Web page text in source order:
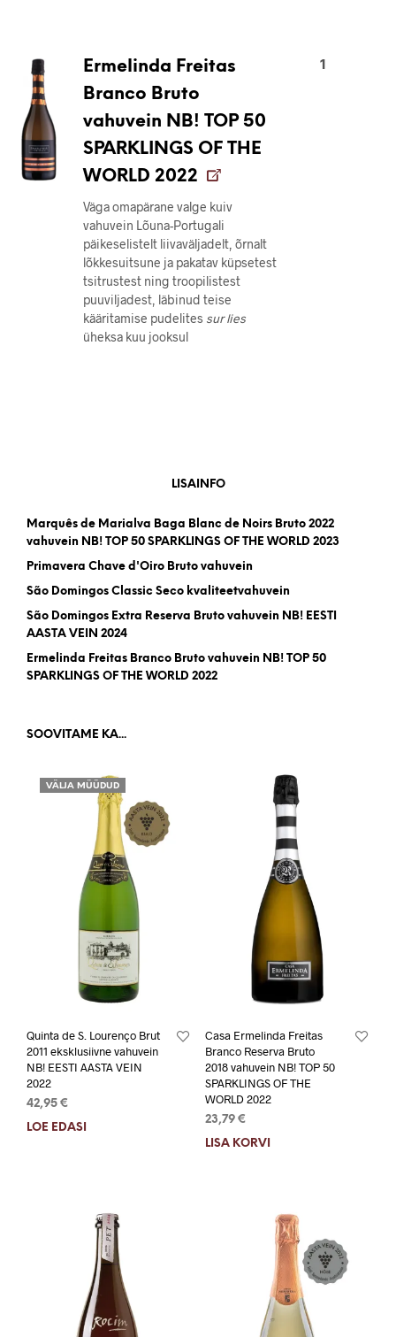
LISAINFO
Marquês de Marialva Baga Blanc de Noirs Bruto 2022
vahuvein NB! TOP 50 SPARKLINGS OF THE WORLD 2023
Primavera Chave d'Oiro Bruto vahuvein
São Domingos Classic Seco kvaliteetvahuvein
São Domingos Extra Reserva Bruto vahuvein NB! EESTI
AASTA VEIN 2024
Ermelinda Freitas Branco Bruto vahuvein NB! TOP 50
SPARKLINGS OF THE WORLD 2022
Ermelinda Freitas
Branco Bruto
vahuvein NB! TOP 50
SPARKLINGS OF THE
WORLD 2022
Väga omapärane valge kuiv
vahuvein Lõuna-Portugali
päikeselistelt liivaväljadelt, õrnalt
lõkkesuitsune ja pakatav küpsetest
tsitrustest ning troopilistest
puuviljadest, läbinud teise
kääritamise pudelites sur lies
üheksa kuu jooksul
1
SOOVITAME KA...
VÄLJA MÜÜDUD
Quinta de S. Lourenço Brut
2011 eksklusiivne vahuvein
NB! EESTI AASTA VEIN
2022
42,95 €
LOE EDASI
Casa Ermelinda Freitas
Branco Reserva Bruto
2018 vahuvein NB! TOP 50
SPARKLINGS OF THE
WORLD 2022
23,79 €
LISA KORVI